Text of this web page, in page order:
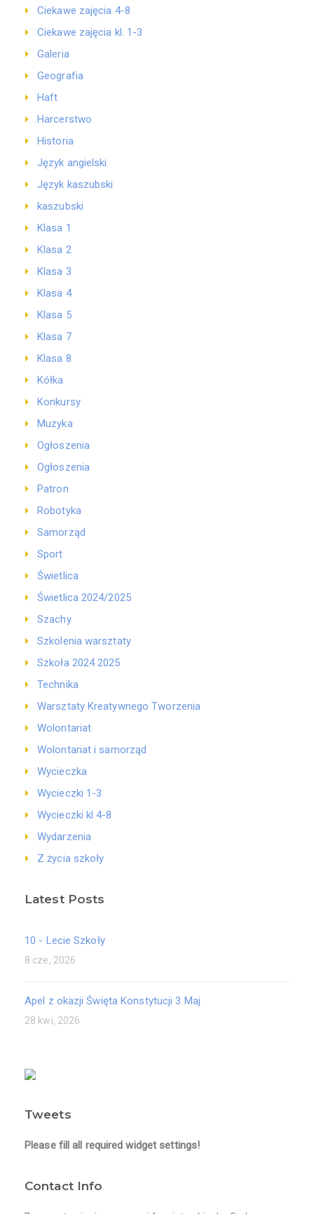
Ciekawe zajęcia 4-8
Ciekawe zajęcia kl. 1-3
Galeria
Geografia
Haft
Harcerstwo
Historia
Język angielski
Język kaszubski
kaszubski
Klasa 1
Klasa 2
Klasa 3
Klasa 4
Klasa 5
Klasa 7
Klasa 8
Kółka
Konkursy
Muzyka
Ogłoszenia
Ogłoszenia
Patron
Robotyka
Samorząd
Sport
Świetlica
Świetlica 2024/2025
Szachy
Szkolenia warsztaty
Szkoła 2024 2025
Technika
Warsztaty Kreatywnego Tworzenia
Wolontariat
Wolontariat i samorząd
Wycieczka
Wycieczki 1-3
Wycieczki kl 4-8
Wydarzenia
Z życia szkoły
Latest Posts
10 - Lecie Szkoły
8 cze, 2026
Apel z okazji Święta Konstytucji 3 Maj
28 kwi, 2026
Tweets
Please fill all required widget settings!
Contact Info